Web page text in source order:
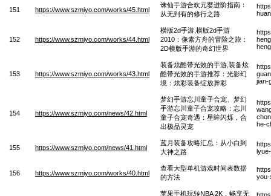
151 https://www.szmiyo.com/works/45.html
诛仙手游合欢元婴进阶指南：
从无到有的修行之路
152 https://www.szmiyo.com/works/44.html
横版2d手游,横版2d手游
2010：像素方舟的冒险之旅：
2D横版手游的奇幻世界
153 https://www.szmiyo.com/works/43.html
装备炫酷带光效的手游,装备炫
酷带光效的手游推荐：光影幻
境：炫彩装备绽放异彩
jian-
154 https://www.szmiyo.com/news/42.html
梦幻手游忘川童子合宠、梦幻
手游忘川童子合宠攻略：忘川
童子合宠奇遇：星眸闪烁，合
出极品灵宠
he-
155 https://www.szmiyo.com/news/41.html
蓝月装备攻略汇总：从小白到
大神之路
156 https://www.szmiyo.com/works/40.html
查看大型单机游戏时间表数据
的方法
you-
苹果手机玩转NBA 2K，畅享无